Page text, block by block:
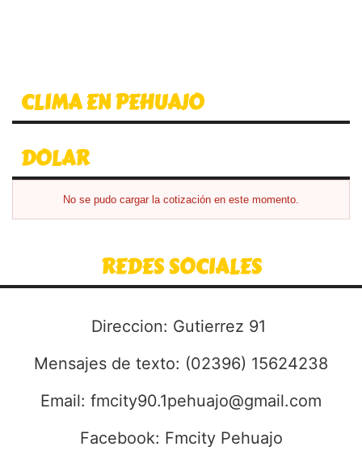
CLIMA EN PEHUAJO
DOLAR
No se pudo cargar la cotización en este momento.
REDES SOCIALES
Direccion: Gutierrez 91
Mensajes de texto: (02396) 15624238
Email: fmcity90.1pehuajo@gmail.com
Facebook: Fmcity Pehuajo